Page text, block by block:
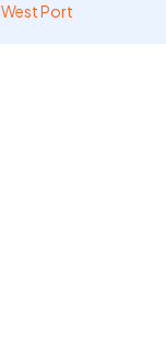
West Port